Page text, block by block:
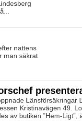
nattens
man säkrat
Länsförsäkringar
Kristinavägen 49.
av butiken ”Hem-Ligt”,